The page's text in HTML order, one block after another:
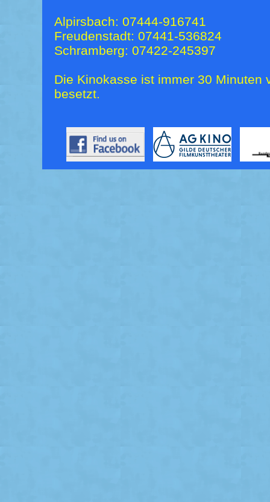
Alpirsbach: 07444-916741
Freudenstadt: 07441-536824
Schramberg: 07422-245397
Die Kinokasse ist immer 30 Minuten
besetzt.